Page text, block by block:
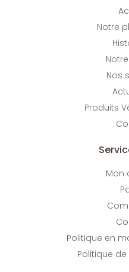
Notre
Nos
Produits
Mon
Politique en
Politique